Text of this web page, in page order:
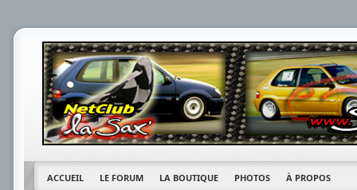
ACCUEIL LE FORUM LA BOUTIQUE PHOTOS À PROPOS